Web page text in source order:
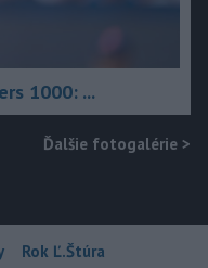
1000: ...
Ďalšie fotogalérie >
Rok Ľ.Štúra